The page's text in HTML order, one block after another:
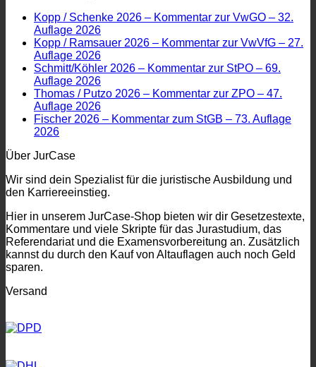
Kopp / Schenke 2026 – Kommentar zur VwGO – 32.
Auflage 2026
Kopp / Ramsauer 2026 – Kommentar zur VwVfG – 27.
Auflage 2026
Schmitt/Köhler 2026 – Kommentar zur StPO – 69.
Auflage 2026
Thomas / Putzo 2026 – Kommentar zur ZPO – 47.
Auflage 2026
Fischer 2026 – Kommentar zum StGB – 73. Auflage
2026
Über JurCase
Wir sind dein Spezialist für die juristische Ausbildung und
den Karriereeinstieg.
Hier in unserem JurCase-Shop bieten wir dir Gesetzestexte,
Kommentare und viele Skripte für das Jurastudium, das
Referendariat und die Examensvorbereitung an. Zusätzlich
kannst du durch den Kauf von Altauflagen auch noch Geld
sparen.
Versand